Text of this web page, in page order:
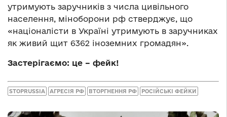
утримують заручників з числа цивільного
населення, міноборони рф стверджує, що
«націоналісти в Україні утримують в заручниках
як живий щит 6362 іноземних громадян».
Застерігаємо: це – фейк!
STOPRUSSIA АГРЕСІЯ РФ ВТОРГНЕННЯ РФ РОСІЙСЬКІ ФЕЙКИ